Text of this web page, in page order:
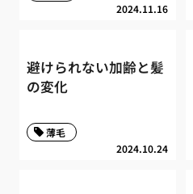
2024.11.16
避けられない加齢と髪
の変化
2024.10.24
薄毛